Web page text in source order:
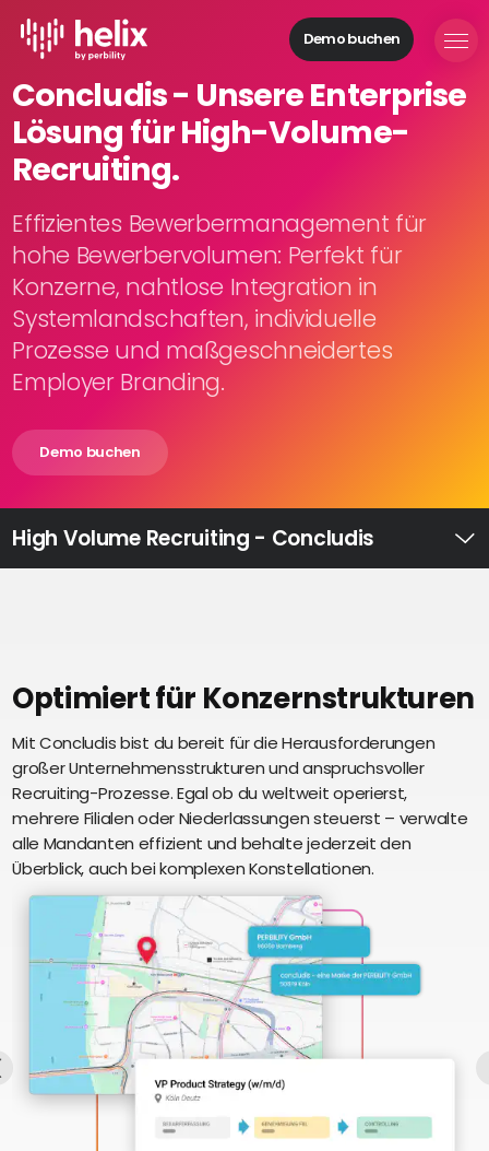
Demo buchen
Helix Module
Organisationen
aufbauen
gewinnen
Mitarbeitende
entwickeln
Feedback
geben
Volume
Ausbildungsmanagement
Lernen
eAkte
und
Digitalisierung
Schnittstellen
Intelligenz
Über uns
Perbility
Offene
Stellen
Compliance
Kontakt
Concludis - Unsere Enterprise
Lösung für High-Volume-
Recruiting.
Effizientes Bewerbermanagement für
hohe Bewerbervolumen: Perfekt für
Konzerne, nahtlose Integration in
Systemlandschaften, individuelle
Prozesse und maßgeschneidertes
Employer Branding.
Demo buchen
High Volume Recruiting - Concludis
Optimiert für Konzernstrukturen
Mit Concludis bist du bereit für die Herausforderungen
großer Unternehmensstrukturen und anspruchsvoller
Recruiting-Prozesse. Egal ob du weltweit operierst,
mehrere Filialen oder Niederlassungen steuerst – verwalte
alle Mandanten effizient und behalte jederzeit den
Überblick, auch bei komplexen Konstellationen.